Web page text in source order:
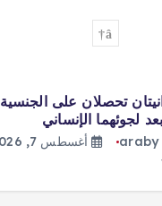
تحصلان على الجنسية
لجوئهما الإنساني
araby
أغسطس 7, 2026